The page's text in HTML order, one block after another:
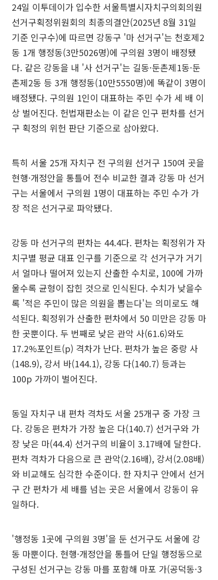
24일 이투데이가 입수한 서울특별시자치구의회의원
선거구획정위원회의 최종의결안(2025년 8월 31일
기준 인구수)에 따르면 강동구 '마 선거구'는 천호제2
동 1개 행정동(3만5026명)에 구의원 3명이 배정됐
다. 같은 강동을 내 '사 선거구'는 길동·둔촌제1동·둔
촌제2동 등 3개 행정동(10만5550명)에 똑같이 3명이
배정됐다. 구의원 1인이 대표하는 주민 수가 세 배 이
상 벌어진다. 헌법재판소는 이 같은 인구 편차를 선거
구 획정의 위헌 판단 기준으로 삼아왔다.
특히 서울 25개 자치구 전 구의원 선거구 150여 곳을
현행·개정안을 통틀어 전수 비교한 결과 강동 마 선거
구는 서울에서 구의원 1명이 대표하는 주민 수가 가
장 적은 선거구로 파악됐다.
강동 마 선거구의 편차는 44.4다. 편차는 획정위가 자
치구별 평균 대표 인구를 기준으로 각 선거구가 거기
서 얼마나 떨어져 있는지 산출한 수치로, 100에 가까
울수록 균형이 잡힌 것으로 인식된다. 수치가 낮을수
록 '적은 주민이 많은 의원을 뽑는다'는 의미로도 해
석된다. 획정위가 산출한 편차에서 50 미만은 강동 마
한 곳뿐이다. 두 번째로 낮은 관악 사(61.6)와도
17.2%포인트(p) 격차가 난다. 편차가 높은 중랑 사
(148.9), 강서 바(144.1), 강동 다(140.7) 등과는
100p 가까이 벌어진다.
동일 자치구 내 편차 격차도 서울 25개구 중 가장 크
다. 강동은 편차가 가장 높은 다(140.7) 선거구와 가
장 낮은 마(44.4) 선거구의 비율이 3.17배에 달한다.
편차 격차가 다음으로 큰 관악(2.16배), 강서(2.08배)
와 비교해도 심각한 수준이다. 한 자치구 안에서 선거
구 간 편차가 세 배를 넘는 곳은 서울에서 강동이 유
일하다.
'행정동 1곳에 구의원 3명'을 둔 선거구도 서울에 강
동 마뿐이다. 현행·개정안을 통틀어 단일 행정동으로
구성된 선거구는 강동 마를 포함해 마포 가(공덕동·3